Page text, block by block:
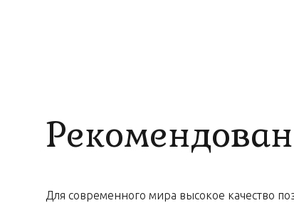
Для современного мира высокое качество